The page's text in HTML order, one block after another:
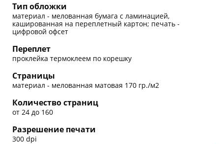
Тип обложки
материал - мелованная бумага с ламинацией,
кашированная на переплетный картон; печать -
цифровой офсет
Переплет
проклейка термоклеем по корешку
Страницы
материал - мелованная матовая 170 гр./м2
Количество страниц
от 24 до 160
Разрешение печати
300 dpi